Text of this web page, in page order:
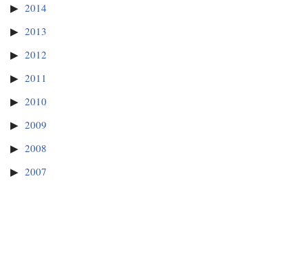
2014
2013
2012
2011
2010
2009
2008
2007